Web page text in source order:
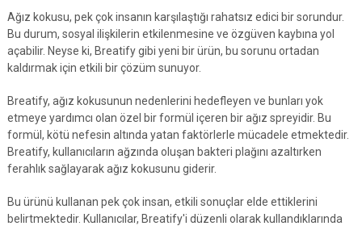
Ağız kokusu, pek çok insanın karşılaştığı rahatsız edici bir sorundur.
Bu durum, sosyal ilişkilerin etkilenmesine ve özgüven kaybına yol
açabilir. Neyse ki, Breatify gibi yeni bir ürün, bu sorunu ortadan
kaldırmak için etkili bir çözüm sunuyor.
Breatify, ağız kokusunun nedenlerini hedefleyen ve bunları yok
etmeye yardımcı olan özel bir formül içeren bir ağız spreyidir. Bu
formül, kötü nefesin altında yatan faktörlerle mücadele etmektedir.
Breatify, kullanıcıların ağzında oluşan bakteri plağını azaltırken
ferahlık sağlayarak ağız kokusunu giderir.
Bu ürünü kullanan pek çok insan, etkili sonuçlar elde ettiklerini
belirtmektedir. Kullanıcılar, Breatify'i düzenli olarak kullandıklarında